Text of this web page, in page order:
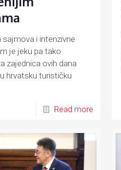
i intenzivne
je jeku pa tako
zajednica ovih dana
hrvatsku turističku
Read more